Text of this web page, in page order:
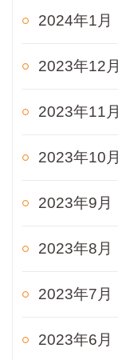
2024年1月
2023年12月
2023年11月
2023年10月
2023年9月
2023年8月
2023年7月
2023年6月